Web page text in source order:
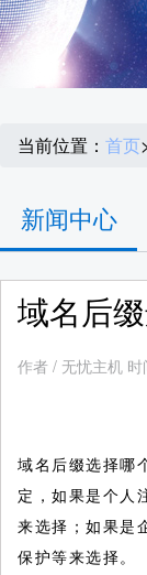
当前位置： 首页>
新闻中心
域名后
作者 / 无忧主机
域名后缀选择哪
定，如果是个人
来选择；如果是
保护等来选择。